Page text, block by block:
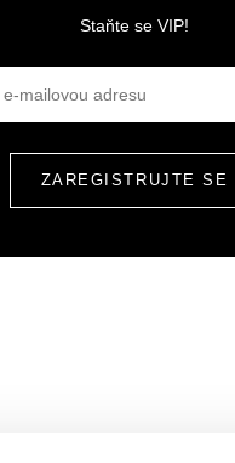
Staňte se VIP!